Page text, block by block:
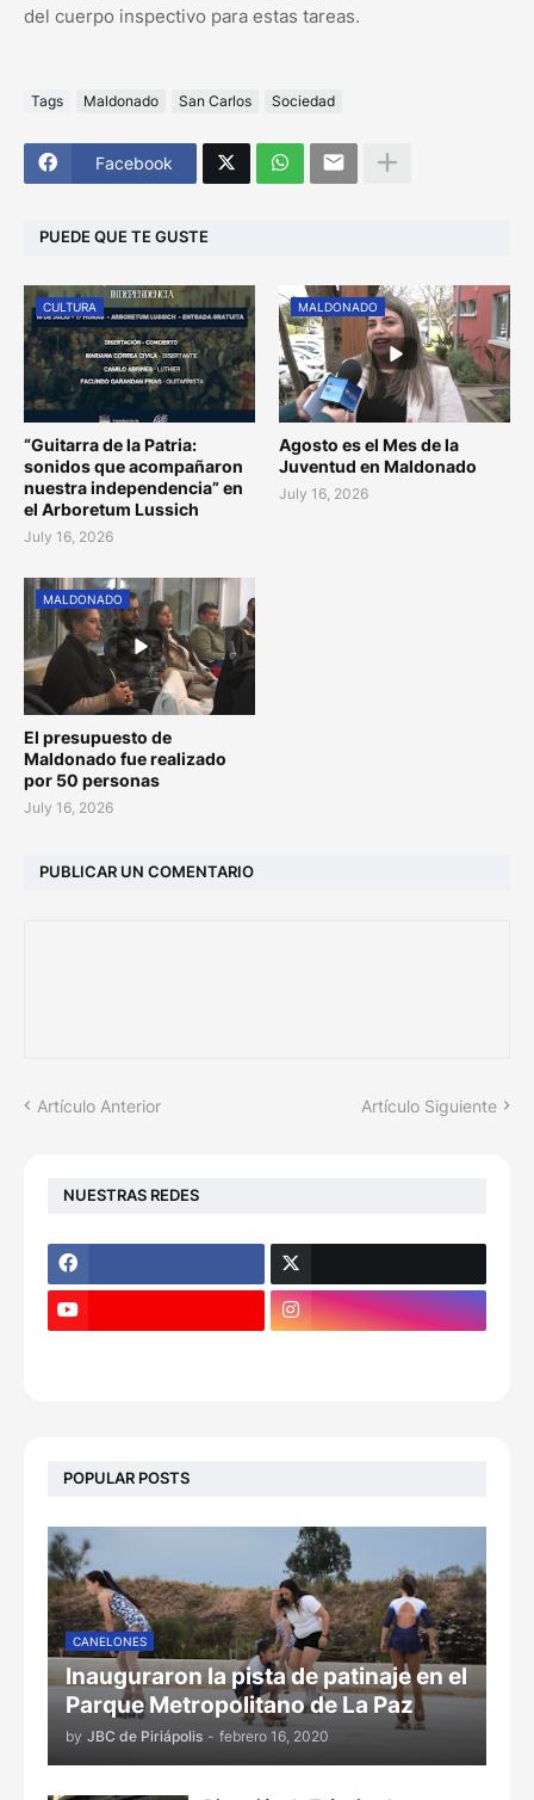
del cuerpo inspectivo para estas tareas.
Tags Maldonado San Carlos Sociedad
Facebook
PUEDE QUE TE GUSTE
CULTURA
“Guitarra de la Patria:
sonidos que acompañaron
nuestra independencia” en
el Arboretum Lussich
July 16, 2026
MALDONADO
Agosto es el Mes de la
Juventud en Maldonado
July 16, 2026
MALDONADO
El presupuesto de
Maldonado fue realizado
por 50 personas
July 16, 2026
PUBLICAR UN COMENTARIO
Artículo Anterior Artículo Siguiente
NUESTRAS REDES
POPULAR POSTS
CANELONES
Inauguraron la pista de patinaje en el
Parque Metropolitano de La Paz
by JBC de Piriápolis - febrero 16, 2020